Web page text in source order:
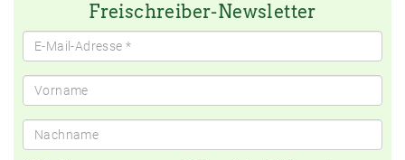
Freischreiber-Newsletter